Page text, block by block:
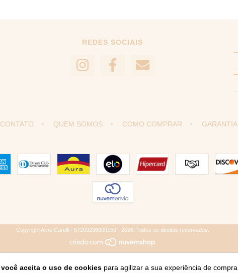
você aceita o uso de cookies para agilizar a sua experiência de compra.
REDES SOCIAIS
CONTATO QUEM SOMOS COMO COMPRAR GARANTIA
Copyright Aline Carelli - 57209236000150 - 2026. Todos os direitos reservados.